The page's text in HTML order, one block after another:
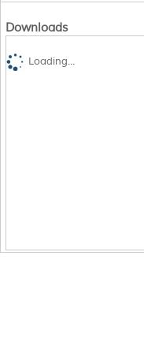
Downloads
Loading...